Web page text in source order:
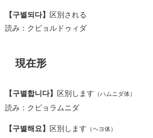
【구별되다】
区別される
読み：クビョルドゥィダ
現在形
【구별합니다】 区別します （ハムニダ体）
読み：クビョラムニダ
【구별해요】 区別します （ヘヨ体）